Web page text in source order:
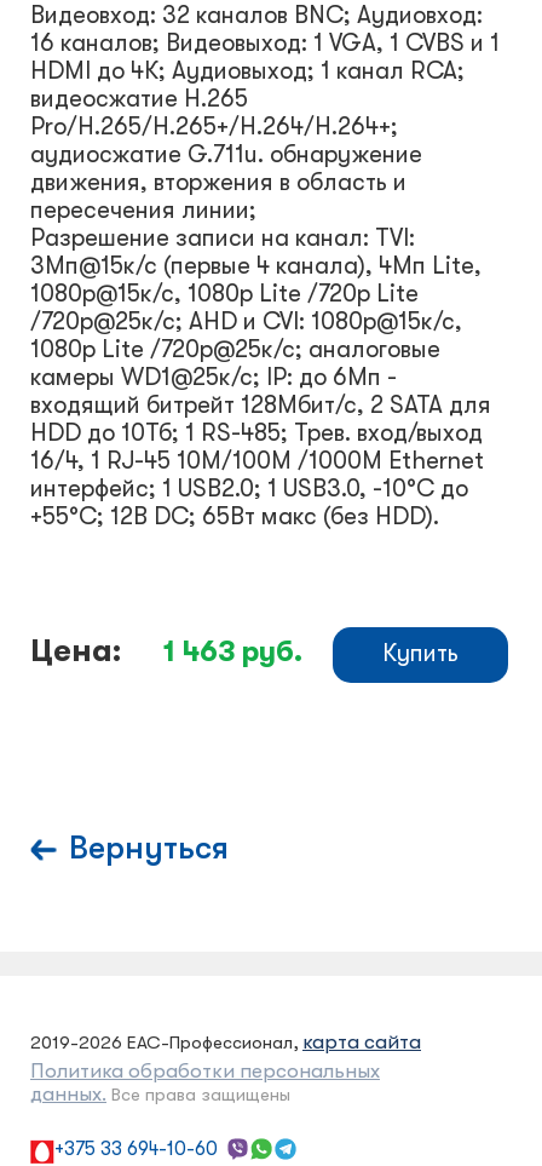
Видеовход: 32 каналов BNC; Аудиовход:
16 каналов; Видеовыход: 1 VGA, 1 CVBS и 1
HDMI до 4К; Аудиовыход; 1 канал RCA;
видеосжатие H.265
Pro/H.265/H.265+/H.264/H.264+;
аудиосжатие G.711u. обнаружение
движения, вторжения в область и
пересечения линии;
Разрешение записи на канал: TVI:
3Мп@15к/с (первые 4 канала), 4Мп Lite,
1080p@15к/с, 1080p Lite /720p Lite
/720p@25к/с; AHD и CVI: 1080p@15к/с,
1080p Lite /720p@25к/с; аналоговые
камеры WD1@25к/с; IP: до 6Мп -
входящий битрейт 128Мбит/с, 2 SATA для
HDD до 10Тб; 1 RS-485; Трев. вход/выход
16/4, 1 RJ-45 10M/100M /1000M Ethernet
интерфейс; 1 USB2.0; 1 USB3.0, -10°C до
+55°C; 12В DC; 65Вт макс (без HDD).
Цена: 1 463 руб. Купить
Вернуться
2019-2026 ЕАС-Профессионал, карта сайта
Политика обработки персональных
данных. Все права защищены
+375 33 694-10-60